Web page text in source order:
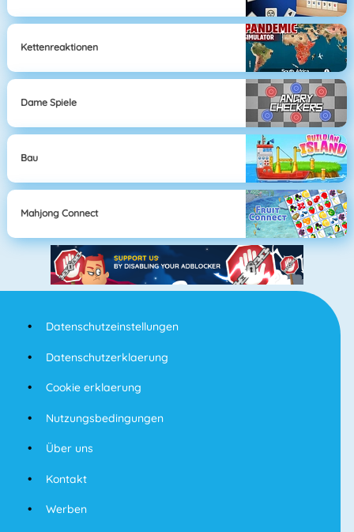
Kettenreaktionen
Dame Spiele
Bau
Mahjong Connect
Datenschutzeinstellungen
Datenschutzerklaerung
Cookie erklaerung
Nutzungsbedingungen
Über uns
Kontakt
Werben